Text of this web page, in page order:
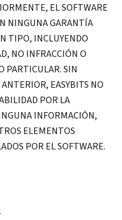
EL SOFTWARE
NINGUNA GARANTÍA
TIPO, INCLUYENDO
NO INFRACCIÓN O
PARTICULAR. SIN
EASYBITS NO
POR LA
INFORMACIÓN,
ELEMENTOS
POR EL SOFTWARE.